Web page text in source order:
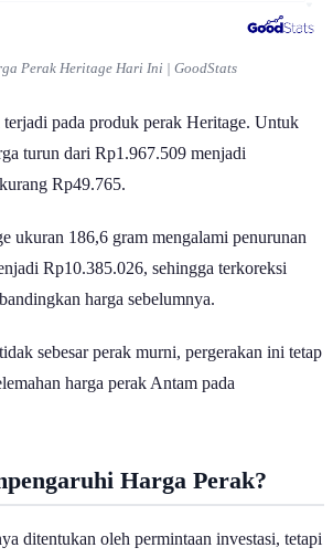
Perak Heritage Hari Ini | GoodStats
terjadi pada produk perak Heritage. Untuk
turun dari Rp1.967.509 menjadi
Rp49.765.
ukuran 186,6 gram mengalami penurunan
Rp10.385.026, sehingga terkoreksi
harga sebelumnya.
sebesar perak murni, pergerakan ini tetap
harga perak Antam pada
Harga Perak?
ditentukan oleh permintaan investasi, tetapi